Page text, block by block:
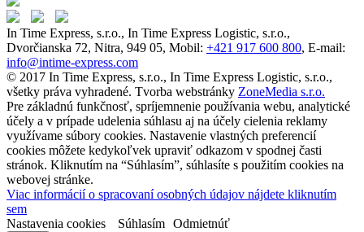
In Time Express, s.r.o., In Time Express Logistic, s.r.o.,
Dvorčianska 72, Nitra, 949 05, Mobil: +421 917 600 800, E-mail:
info@intime-express.com
© 2017 In Time Express, s.r.o., In Time Express Logistic, s.r.o.,
všetky práva vyhradené. Tvorba webstránky ZoneMedia s.r.o.
Pre základnú funkčnosť, spríjemnenie používania webu, analytické
účely a v prípade udelenia súhlasu aj na účely cielenia reklamy
využívame súbory cookies. Nastavenie vlastných preferencií
cookies môžete kedykoľvek upraviť odkazom v spodnej časti
stránok. Kliknutím na “Súhlasím”, súhlasíte s použitím cookies na
webovej stránke.
Viac informácií o spracovaní osobných údajov nájdete kliknutím
sem
Nastavenia cookies
Súhlasím Odmietnúť